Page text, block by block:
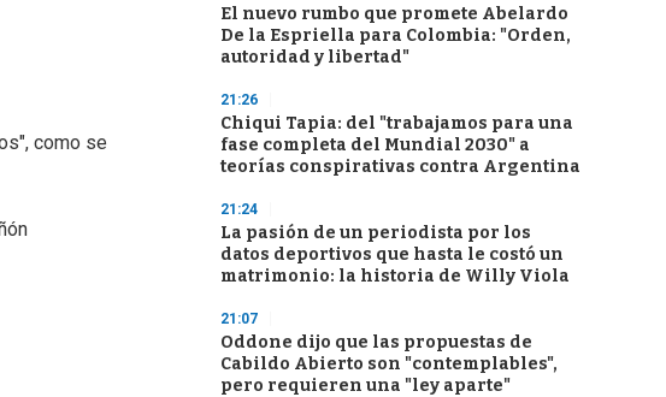
como se
El nuevo rumbo que promete Abelardo
De la Espriella para Colombia: "Orden,
autoridad y libertad"
21:26
Chiqui Tapia: del "trabajamos para una
fase completa del Mundial 2030" a
teorías conspirativas contra Argentina
21:24
La pasión de un periodista por los
datos deportivos que hasta le costó un
matrimonio: la historia de Willy Viola
21:07
Oddone dijo que las propuestas de
Cabildo Abierto son "contemplables",
pero requieren una "ley aparte"